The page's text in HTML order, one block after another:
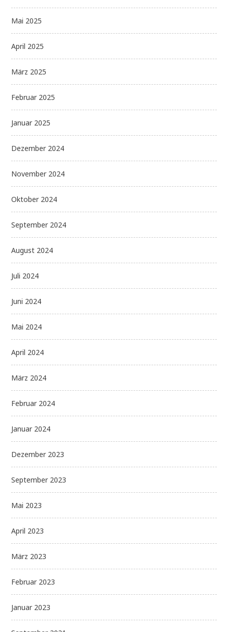
Mai 2025
April 2025
März 2025
Februar 2025
Januar 2025
Dezember 2024
November 2024
Oktober 2024
September 2024
August 2024
Juli 2024
Juni 2024
Mai 2024
April 2024
März 2024
Februar 2024
Januar 2024
Dezember 2023
September 2023
Mai 2023
April 2023
März 2023
Februar 2023
Januar 2023